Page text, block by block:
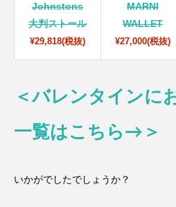
Johnstons
大判ストール
¥29,818(税抜)
MARNI
WALLET
¥27,000(税抜)
＜バレンタインに
一覧はこちら→＞
いかがでしたでしょうか？